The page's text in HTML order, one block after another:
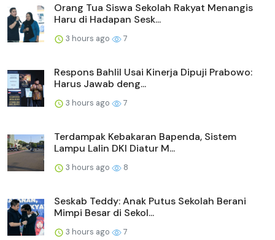
Orang Tua Siswa Sekolah Rakyat Menangis
Haru di Hadapan Sesk...
3 hours ago 7
Respons Bahlil Usai Kinerja Dipuji Prabowo:
Harus Jawab deng...
3 hours ago 7
Terdampak Kebakaran Bapenda, Sistem
Lampu Lalin DKI Diatur M...
3 hours ago 8
Seskab Teddy: Anak Putus Sekolah Berani
Mimpi Besar di Sekol...
3 hours ago 7